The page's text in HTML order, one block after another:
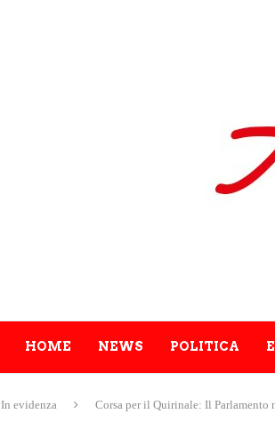
HOME NEWS POLITICA
In evidenza Corsa per il Quirinale: Il Parlamento